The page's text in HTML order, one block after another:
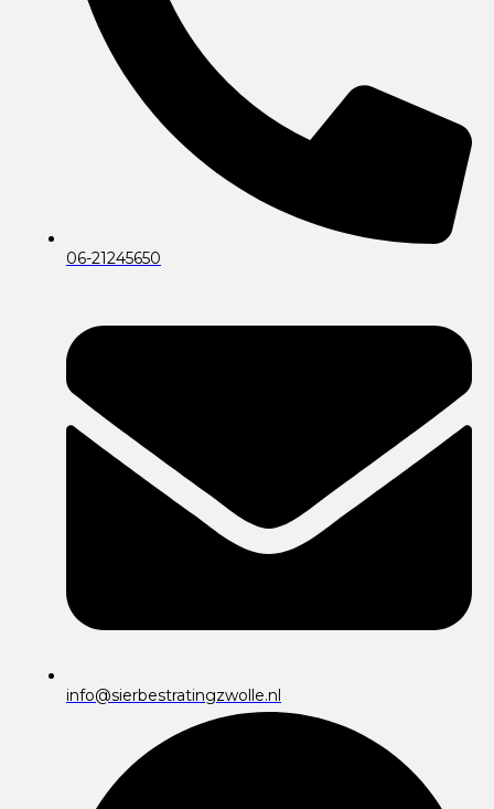
06-21245650
info@sierbestratingzwolle.nl